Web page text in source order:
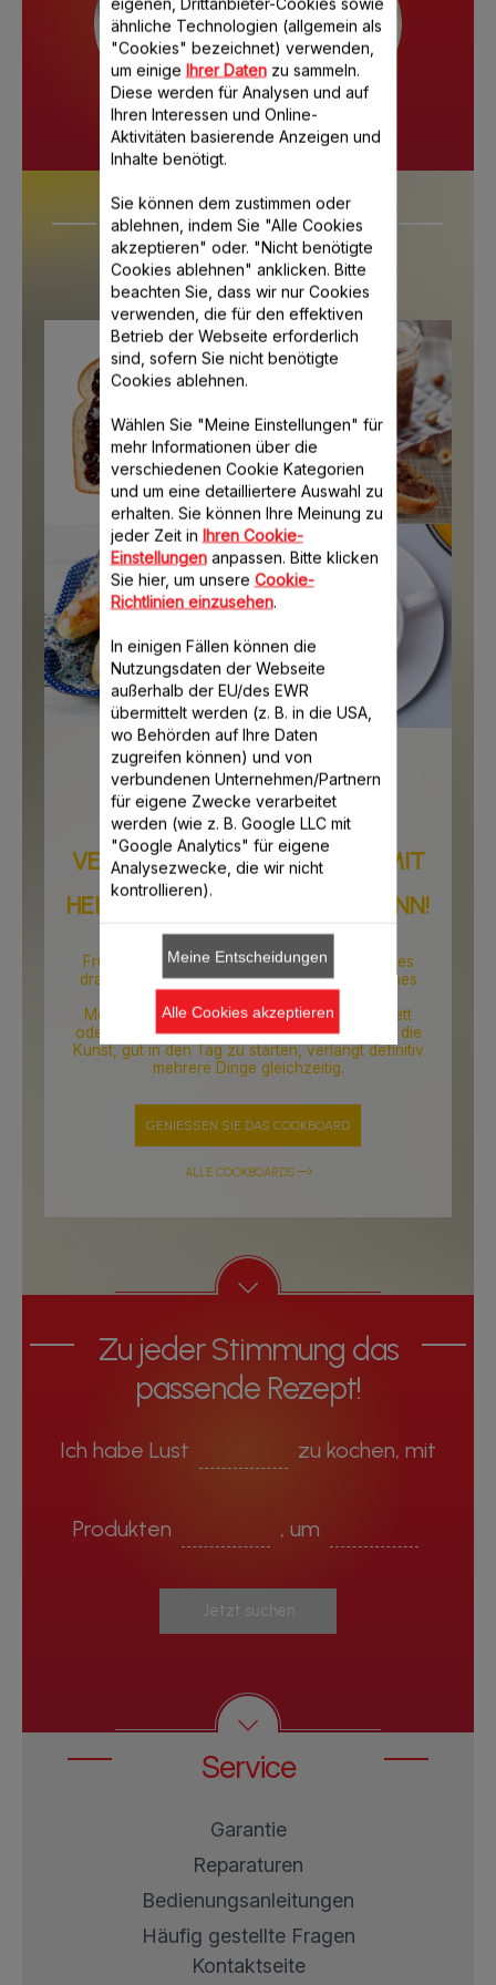
KÜCHENGERÄT
ZUM...
ZUBEREITUNG
VON…
Unser neuestes
Cookboard anzeigen
Frühstück mit Moulinex
VERRÜCKT, WAS MAN ALLES MIT
HEISSEM WASSER MACHEN KANN!
Frühstück? Oh je. Es wurde gefühlt schon alles
draüber gesagt und jeder hat sein ganz eigenes
Frühstücksritual. Es dringt in unsere
Morgenstunden ein, es zieht uns aus dem Bett
oder stürzt uns wieder hinein. Ohne Zweifel… die
Kunst, gut in den Tag zu starten, verlangt definitiv
mehrere Dinge gleichzeitig.
GENIESSEN SIE DAS COOKBOARD
ALLE COOKBOARDS
Zu jeder Stimmung das
passende Rezept!
Ich habe Lust zu kochen, mit
Produkten , um
Jetzt suchen
Service
Garantie
Reparaturen
Bedienungsanleitungen
Häufig gestellte Fragen
Kontaktseite
ähnliche Technologien (allgemein als
"Cookies" bezeichnet) verwenden,
um einige Ihrer Datenzu sammeln.
Diese werden für Analysen und auf
Ihren Interessen und Online-
Aktivitäten basierende Anzeigen und
Inhalte benötigt.
Sie können dem zustimmen oder
ablehnen, indem Sie "Alle Cookies
akzeptieren" oder. "Nicht benötigte
Cookies ablehnen" anklicken. Bitte
beachten Sie, dass wir nur Cookies
verwenden, die für den effektiven
Betrieb der Webseite erforderlich
sind, sofern Sie nicht benötigte
Cookies ablehnen.
Wählen Sie "Meine Einstellungen" für
mehr Informationen über die
verschiedenen Cookie Kategorien
und um eine detailliertere Auswahl zu
erhalten. Sie können Ihre Meinung zu
jeder Zeit in Ihren Cookie-
Einstellungenanpassen. Bitte klicken
Sie hier, um unsere Cookie-
Richtlinien einzusehen.
In einigen Fällen können die
Nutzungsdaten der Webseite
außerhalb der EU/des EWR
übermittelt werden (z. B. in die USA,
wo Behörden auf Ihre Daten
zugreifen können) und von
verbundenen Unternehmen/Partnern
für eigene Zwecke verarbeitet
werden (wie z. B. Google LLC mit
"Google Analytics" für eigene
Analysezwecke, die wir nicht
kontrollieren).
Meine Entscheidungen
Alle Cookies akzeptieren